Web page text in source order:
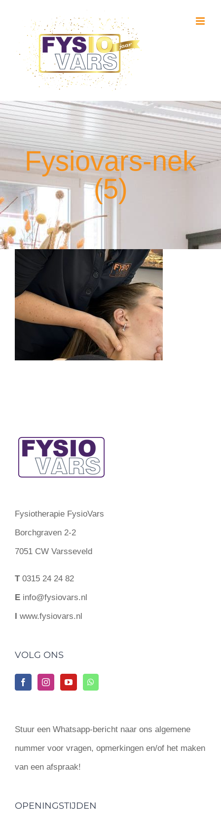
Fysiovars-nek
(5)
Fysiotherapie FysioVars
Borchgraven 2-2
7051 CW Varsseveld
T0315 24 24 82
E info@fysiovars.nl
I www.fysiovars.nl
VOLG ONS
Stuur een Whatsapp-bericht naar ons algemene
nummer voor vragen, opmerkingen en/of het maken
van een afspraak!
OPENINGSTIJDEN